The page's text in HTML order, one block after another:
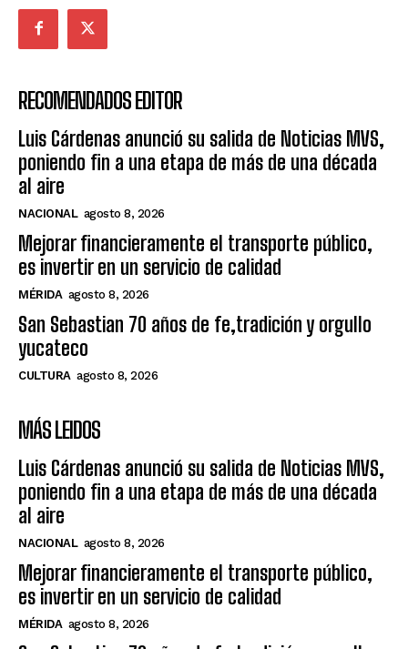
RECOMENDADOS EDITOR
Luis Cárdenas anunció su salida de Noticias MVS,
poniendo fin a una etapa de más de una década
al aire
NACIONAL agosto 8, 2026
Mejorar financieramente el transporte público,
es invertir en un servicio de calidad
MÉRIDA agosto 8, 2026
San Sebastian 70 años de fe,tradición y orgullo
yucateco
CULTURA agosto 8, 2026
MÁS LEIDOS
Luis Cárdenas anunció su salida de Noticias MVS,
poniendo fin a una etapa de más de una década
al aire
NACIONAL agosto 8, 2026
Mejorar financieramente el transporte público,
es invertir en un servicio de calidad
MÉRIDA agosto 8, 2026